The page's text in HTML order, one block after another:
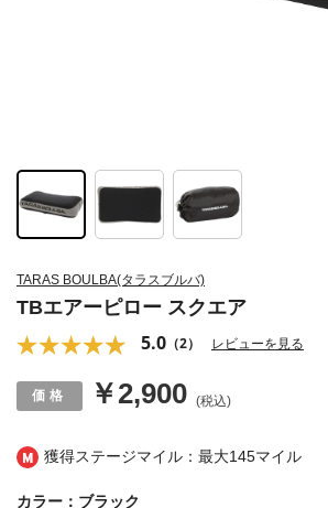
獲得ステージマイル：最大145マイル
TARAS BOULBA(タラスブルバ)
TBエアーピロー スクエア
5.0 （2） レビューを見る
￥2,900 (税込)
カラー：ブラック